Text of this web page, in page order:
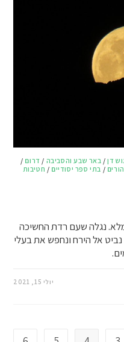
דן/ באר שבע והסביבה / דרום /
הורים / בתי ספר יסודיים / חטיבות
נגלה שעם רדת החשיכה
אל הירח ונחפש את בעלי
יולי 15, 2021